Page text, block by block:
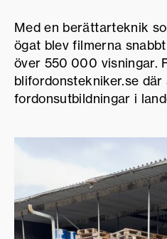
Med en berättarteknik
ögat blev filmerna
över 550 000 visningar.
blifordonstekniker.se där
fordonsutbildningar i